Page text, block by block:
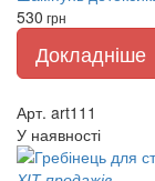
530 грн
Докладніше
Арт. art111
У наявності